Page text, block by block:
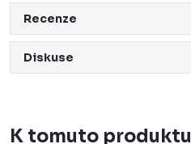
Recenze
Diskuse
K tomuto produktu